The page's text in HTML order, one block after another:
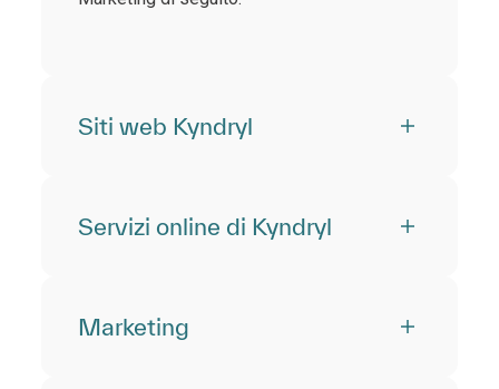
Siti web Kyndryl
Servizi online di Kyndryl
Marketing